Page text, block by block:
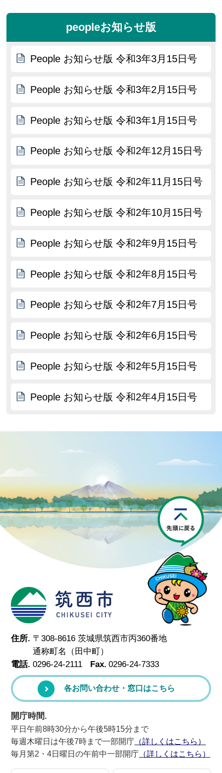
peopleお知らせ版
People お知らせ版 令和3年3月15日号
People お知らせ版 令和3年2月15日号
People お知らせ版 令和3年1月15日号
People お知らせ版 令和2年12月15日号
People お知らせ版 令和2年11月15日号
People お知らせ版 令和2年10月15日号
People お知らせ版 令和2年9月15日号
People お知らせ版 令和2年8月15日号
People お知らせ版 令和2年7月15日号
People お知らせ版 令和2年6月15日号
People お知らせ版 令和2年5月15日号
People お知らせ版 令和2年4月15日号
筑西市
住所. 〒308-8616 茨城県筑西市丙360番地
通称町名（田中町）
電話. 0296-24-2111 Fax. 0296-24-7333
各お問い合わせ・窓口はこちら
開庁時間.
平日午前8時30分から午後5時15分まで
毎週木曜日は午後7時まで一部開庁 （詳しくはこちら）
毎月第2・4日曜日の午前中一部開庁 （詳しくはこちら）